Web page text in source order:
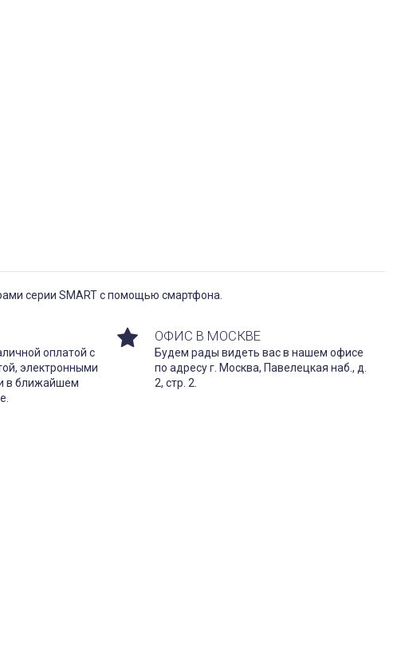
серии SMART с помощью смартфона.
оплатой с
электронными
в ближайшем
ОФИС В МОСКВЕ
Будем рады видеть вас в нашем офисе
по адресу г. Москва, Павелецкая наб., д.
2, стр. 2.